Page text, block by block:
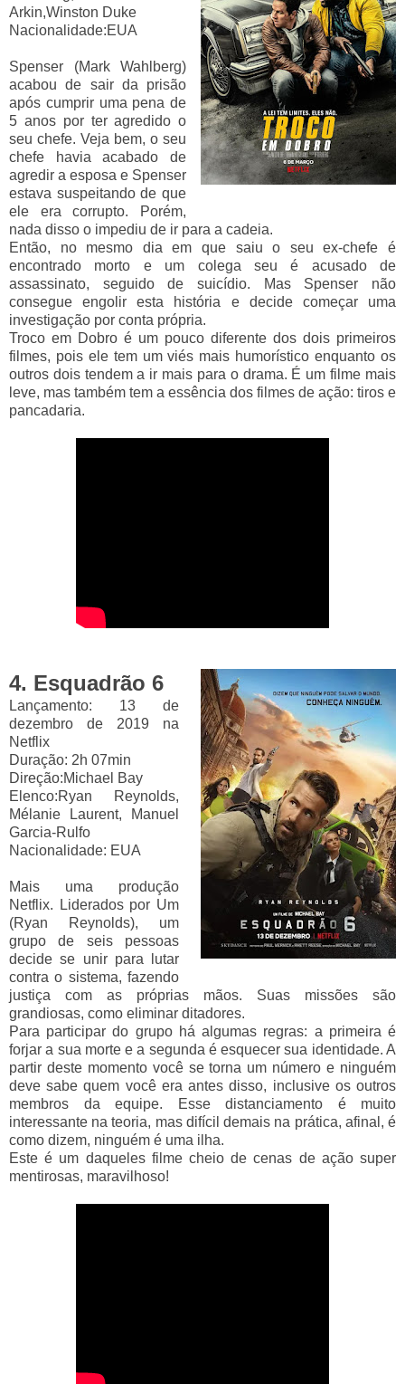
Arkin,Winston Duke
Nacionalidade:EUA
Spenser (Mark Wahlberg)
acabou de sair da prisão
após cumprir uma pena de
5 anos por ter agredido o
seu chefe. Veja bem, o seu
chefe havia acabado de
agredir a esposa e Spenser
estava suspeitando de que
ele era corrupto. Porém,
nada disso o impediu de ir para a cadeia.
Então, no mesmo dia em que saiu o seu ex-chefe é
encontrado morto e um colega seu é acusado de
assassinato, seguido de suicídio. Mas Spenser não
consegue engolir esta história e decide começar uma
investigação por conta própria.
Troco em Dobro é um pouco diferente dos dois primeiros
filmes, pois ele tem um viés mais humorístico enquanto os
outros dois tendem a ir mais para o drama. É um filme mais
leve, mas também tem a essência dos filmes de ação: tiros e
pancadaria.
4. Esquadrão 6
Lançamento: 13 de
dezembro de 2019 na
Netflix
Duração: 2h 07min
Direção:Michael Bay
Elenco:Ryan Reynolds,
Mélanie Laurent, Manuel
Garcia-Rulfo
Nacionalidade: EUA
Mais uma produção
Netflix. Liderados por Um
(Ryan Reynolds), um
grupo de seis pessoas
decide se unir para lutar
contra o sistema, fazendo
justiça com as próprias mãos. Suas missões são
grandiosas, como eliminar ditadores.
Para participar do grupo há algumas regras: a primeira é
forjar a sua morte e a segunda é esquecer sua identidade. A
partir deste momento você se torna um número e ninguém
deve sabe quem você era antes disso, inclusive os outros
membros da equipe. Esse distanciamento é muito
interessante na teoria, mas difícil demais na prática, afinal, é
como dizem, ninguém é uma ilha.
Este é um daqueles filme cheio de cenas de ação super
mentirosas, maravilhoso!